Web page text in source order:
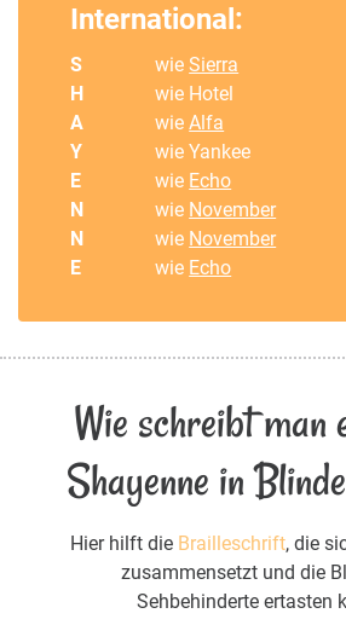
International:
S wieSierra
H
wie Hotel
A
wieAlfa
Y
wie Yankee
E
wie Echo
N
wie November
N
wie November
E
wie Echo
Wie schreibt man
Shayenne in
Hier hilft die Brailleschrift, die
zusammensetzt und die
Sehbehinderte ertasten